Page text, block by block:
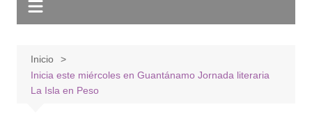
Inicio
Inicia este miércoles en Guantánamo Jornada literaria
La Isla en Peso